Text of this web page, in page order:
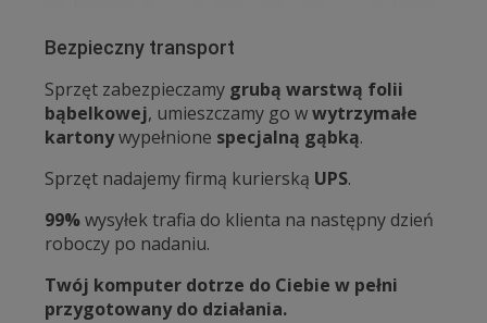
Bezpieczny transport
Sprzęt zabezpieczamy grubą warstwą folii
bąbelkowej, umieszczamy go wwytrzymałe
kartonywypełnione specjalną gąbką.
Sprzęt nadajemy firmą kurierską UPS.
99%wysyłek trafia do klienta na następny dzień
roboczy po nadaniu.
Twój komputer dotrze do Ciebie w pełni
przygotowany do działania.